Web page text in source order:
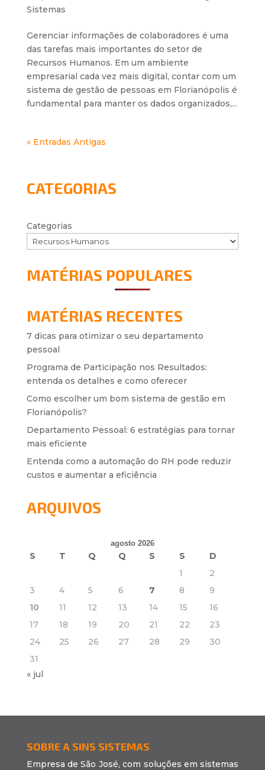
Sistemas
Gerenciar informações de colaboradores é uma
das tarefas mais importantes do setor de
Recursos Humanos. Em um ambiente
empresarial cada vez mais digital, contar com um
sistema de gestão de pessoas em Florianópolis é
fundamental para manter os dados organizados,...
« Entradas Antigas
CATEGORIAS
Categorias
MATÉRIAS POPULARES
MATÉRIAS RECENTES
7 dicas para otimizar o seu departamento
pessoal
Programa de Participação nos Resultados:
entenda os detalhes e como oferecer
Como escolher um bom sistema de gestão em
Florianópolis?
Departamento Pessoal: 6 estratégias para tornar
mais eficiente
Entenda como a automação do RH pode reduzir
custos e aumentar a eficiência
ARQUIVOS
agosto 2026
S T Q Q S S
D
1
2
3
4 5 6 7 8
9
10
11 12 13 14 15
16
17
18 19 20 21 22
23
24
25 26 27 28 29
30
31
« jul
SOBRE A SINS SISTEMAS
Empresa de São José, com soluções em sistemas